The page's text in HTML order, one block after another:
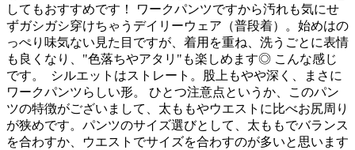
してもおすすめです！ ワークパンツですから汚れも気にせ
ずガシガシ穿けちゃうデイリーウェア（普段着）。始めはの
っぺり味気ない見た目ですが、着用を重ね、洗うごとに表情
も良くなり、"色落ちやアタリ"も楽しめます◎ こんな感じ
です。
シルエットはストレート。股上もやや深く、まさに
ワークパンツらしい形。 ひとつ注意点というか、このパン
ツの特徴がございまして、太ももやウエストに比べお尻周り
が狭めです。パンツのサイズ選びとして、太ももでバランス
を合わすか、ウエストでサイズを合わすのが多いと思います